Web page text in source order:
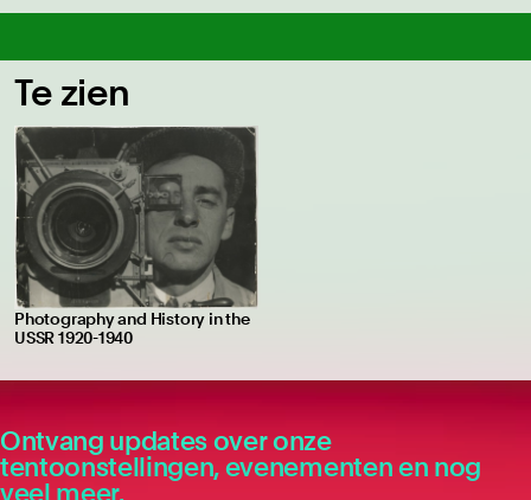
Te zien
Photography and History in the
USSR 1920-1940
Ontvang updates over onze
tentoonstellingen, evenementen en nog
veel meer.